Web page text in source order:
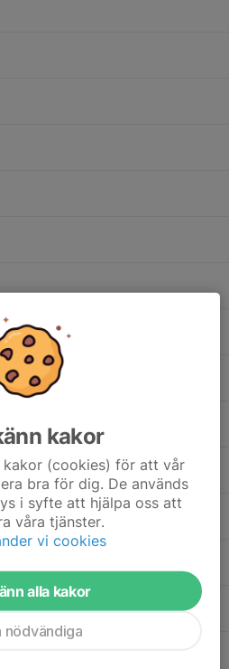
kakor
kakor (cookies) för att vår
bra för dig. De används
i syfte att hjälpa oss att
våra tjänster.
vi cookies
alla kakor
nödvändiga